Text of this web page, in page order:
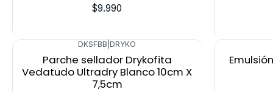
$9.990
DKSFBB DRYKO
Parche sellador Drykofita
Vedatudo Ultradry Blanco 10cm X
7,5cm